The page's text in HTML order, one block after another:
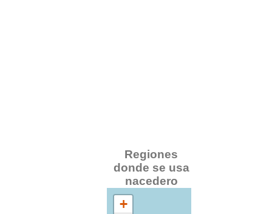
Regiones
donde se usa
nacedero
+